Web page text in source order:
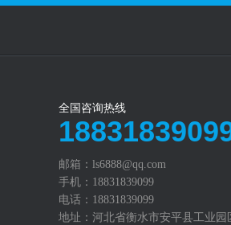
全国咨询热线
邮箱：ls6888@qq.com
手机：18831839099
电话：18831839099
地址：河北省衡水市安平县工业园